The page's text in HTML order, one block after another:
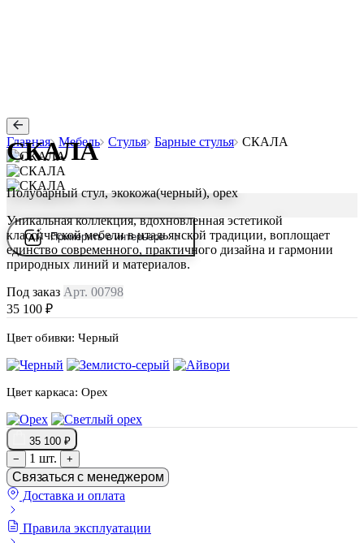
Главная Мебель Стулья Барные стулья СКАЛА
Примерить в интерьере
СКАЛА
Полубарный стул, экокожа(черный), орех
Уникальная коллекция, вдохновленная эстетикой
классической мебели в итальянской традиции, воплощает
единство современного, практичного дизайна и гармонии
природных линий и материалов.
Под заказ Арт. 00798
35 100 ₽
Цвет обивки: Черный
Цвет каркаса: Орех
35 100 ₽
−
1 шт. +
Связаться с менеджером
Доставка и оплата
Правила эксплуатации